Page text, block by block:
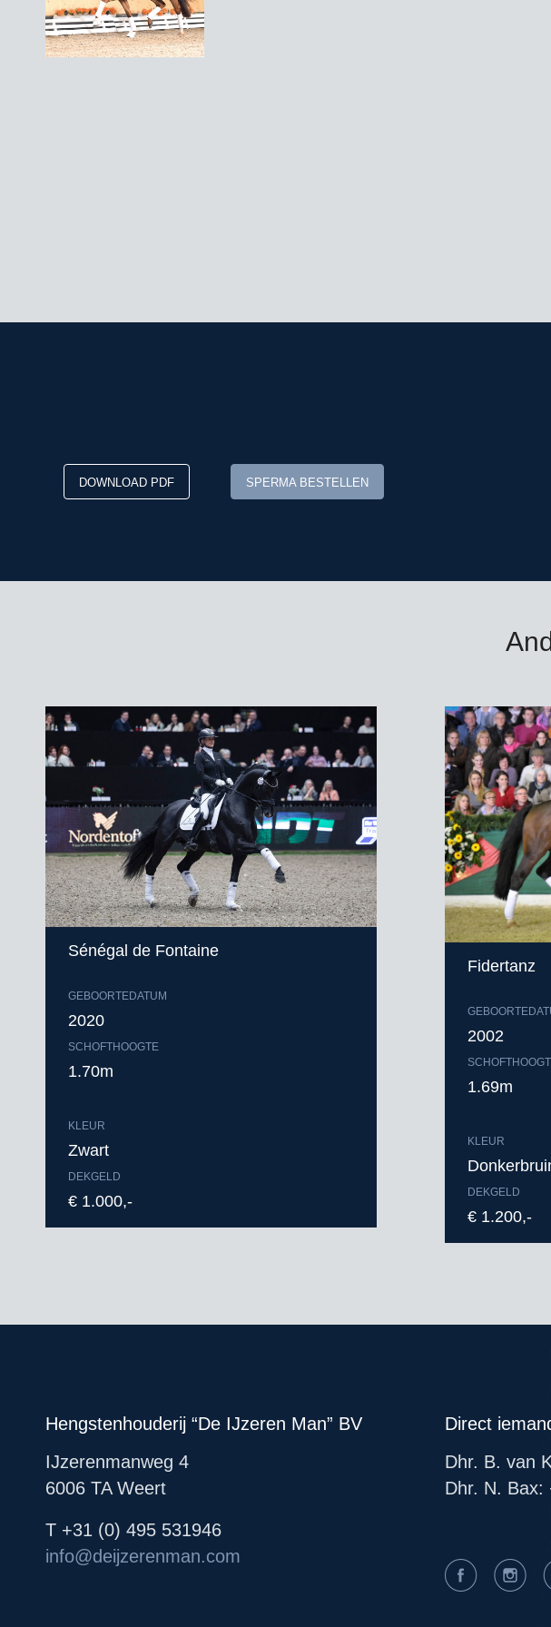
DOWNLOAD PDF SPERMA BESTELLEN
Sénégal de Fontaine
GEBOORTEDATUM
2020
SCHOFTHOOGTE
1.70m
KLEUR
Zwart
DEKGELD
€ 1.000,-
Fidertanz
2002
1.69m
KLEUR
DEKGELD
€ 1.200,-
Hengstenhouderij “De IJzeren Man” BV
IJzerenmanweg 4
6006 TA Weert
T +31 (0) 495 531946
info@deijzerenman.com
Direct
Dhr. B. van
Dhr. N. Bax: